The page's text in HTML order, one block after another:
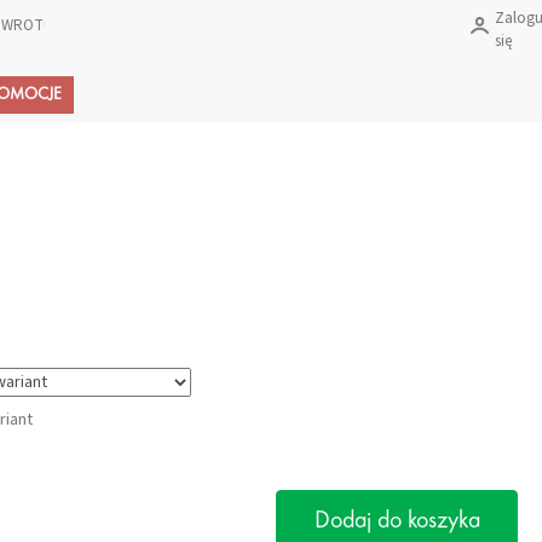
PRODUKTÓW?
się
Koszyk
Dodaj do koszyka